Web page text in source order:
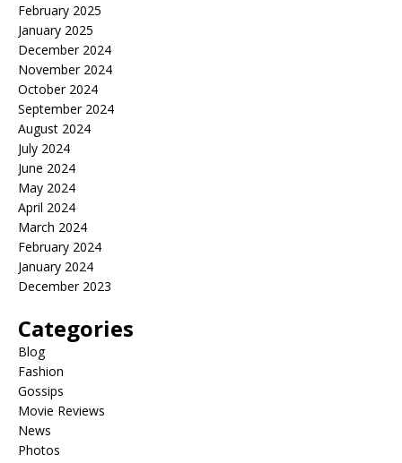
February 2025
January 2025
December 2024
November 2024
October 2024
September 2024
August 2024
July 2024
June 2024
May 2024
April 2024
March 2024
February 2024
January 2024
December 2023
Categories
Blog
Fashion
Gossips
Movie Reviews
News
Photos